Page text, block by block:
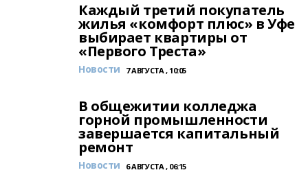
Каждый третий покупатель
жилья «комфорт плюс» в Уфе
выбирает квартиры от
«Первого Треста»
Новости 7 АВГУСТА , 10:05
В общежитии колледжа
горной промышленности
завершается капитальный
ремонт
Новости 6 АВГУСТА , 06:15